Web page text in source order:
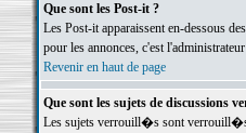
Que sont les Post-it ?
Les Post-it apparaissent en-dessous
pour les annonces, c'est
Revenir en haut de page
Que sont les sujets de discussions
Les sujets verrouill�s sont verrouill�s